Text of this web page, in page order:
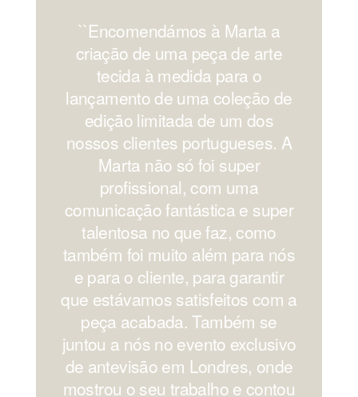
``Encomendámos à Marta a
criação de uma peça de arte
tecida à medida para o
lançamento de uma coleção de
edição limitada de um dos
nossos clientes portugueses. A
Marta não só foi super
profissional, com uma
comunicação fantástica e super
talentosa no que faz, como
também foi muito além para nós
e para o cliente, para garantir
que estávamos satisfeitos com a
peça acabada. Também se
juntou a nós no evento exclusivo
de antevisão em Londres, onde
mostrou o seu trabalho e contou